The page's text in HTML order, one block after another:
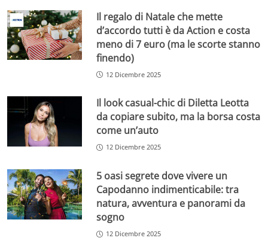
Il regalo di Natale che mette
d’accordo tutti è da Action e costa
meno di 7 euro (ma le scorte stanno
finendo)
12 Dicembre 2025
Il look casual-chic di Diletta Leotta
da copiare subito, ma la borsa costa
come un’auto
12 Dicembre 2025
5 oasi segrete dove vivere un
Capodanno indimenticabile: tra
natura, avventura e panorami da
sogno
12 Dicembre 2025